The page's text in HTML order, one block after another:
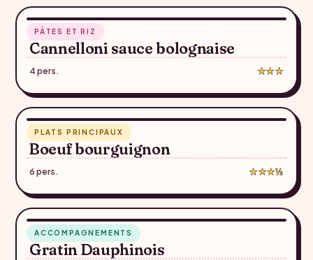
PÂTES ET RIZ
Cannelloni sauce bolognaise
4 pers. ★★★
PLATS PRINCIPAUX
Boeuf bourguignon
6 pers. ★★★½
ACCOMPAGNEMENTS
Gratin Dauphinois